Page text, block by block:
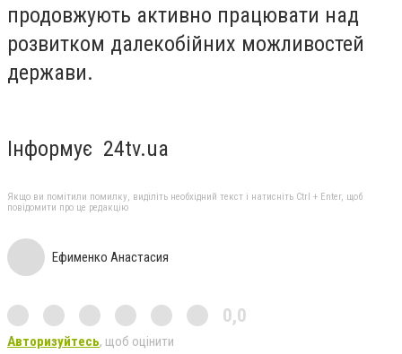
продовжують активно працювати над
розвитком далекобійних можливостей
держави.
Інформує 24tv.ua
Якщо ви помітили помилку, виділіть необхідний текст і натисніть Ctrl + Enter, щоб
повідомити про це редакцію
Ефименко Анастасия
0,0
Авторизуйтесь, щоб оцінити